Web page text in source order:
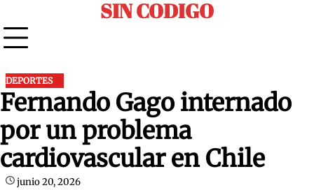
to
content
SIN CODIGO
DEPORTES
Fernando Gago internado
por un problema
cardiovascular en Chile
junio 20, 2026